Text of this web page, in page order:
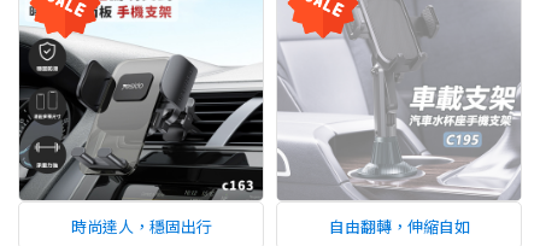
時尚達人，穩固出行 自由翻轉，伸縮自如